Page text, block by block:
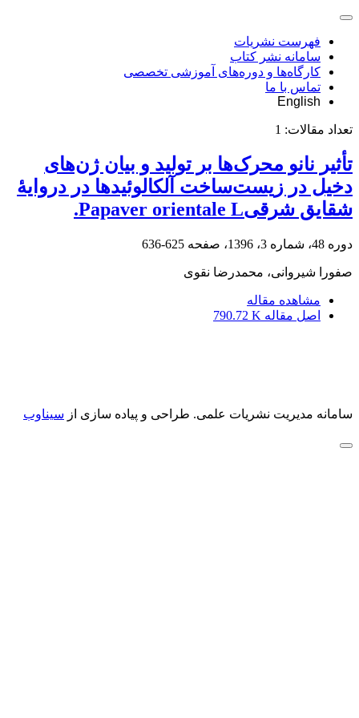
فهرست نشریات
سامانه نشر کتاب
کارگاه‌ها و دوره‌های آموزشی تخصصی
تماس با ما
English
تعداد مقالات: 1
تأثیر نانو محرک‌ها بر تولید و بیان ژن‌های
دخیل در زیست‌ساخت آلکالوئیدها در دروایۀ
شقایق شرقیPapaver orientale L.
دوره 48، شماره 3، 1396، صفحه 625-636
صفورا شیروانی، محمدرضا نقوی
مشاهده مقاله
اصل مقاله 790.72 K
سامانه مدیریت نشریات علمی. طراحی و پیاده سازی از سیناوب